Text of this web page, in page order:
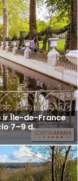
ir Île-de-France
7–9 d.